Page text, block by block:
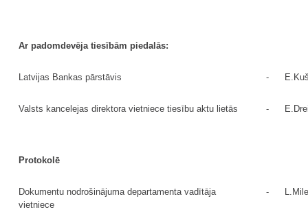
Ar padomdevēja tiesībām piedalās:
Latvijas Bankas pārstāvis -
Valsts kancelejas direktora vietniece tiesību aktu lietās -
Protokolē
Dokumentu nodrošinājuma departamenta vadītāja
vietniece
-